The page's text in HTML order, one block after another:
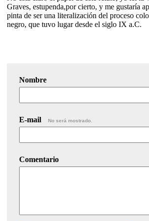
Graves, estupenda,por cierto, y me gustaría
pinta de ser una literalización del proceso
negro, que tuvo lugar desde el siglo IX a.C.
Nombre
E-mail No será mostrado.
Comentario